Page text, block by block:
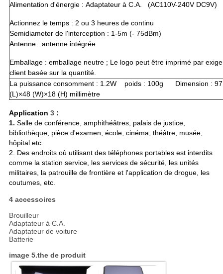
Alimentation d'énergie : Adaptateur à C.A. (AC110V-240V DC9V)
Actionnez le temps : 2 ou 3 heures de continu
Semidiameter de l'interception : 1-5m (- 75dBm)
Antenne : antenne intégrée
Emballage : emballage neutre ; Le logo peut être imprimé par
client basée sur la quantité.
La puissance consomment : 1.2W poids : 100g Dimension : 97
(L)×48 (W)×18 (H) millimètre
Application 3 :
1. Salle de conférence, amphithéâtres, palais de justice,
bibliothèque, pièce d'examen, école, cinéma, théâtre, musée,
hôpital etc.
2. Des endroits où utilisant des téléphones portables est interdits
comme la station service, les services de sécurité, les unités
militaires, la patrouille de frontière et l'application de drogue, les
coutumes, etc.
4 accessoires
Brouilleur
Adaptateur à C.A.
Adaptateur de voiture
Batterie
image 5.the de produit